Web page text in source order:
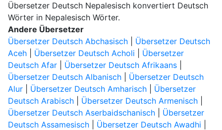
Übersetzer Deutsch Nepalesisch konvertiert Deutsch
Wörter in Nepalesisch Wörter.
Andere Übersetzer
Übersetzer Deutsch Abchasisch| Übersetzer Deutsch
Aceh| Übersetzer Deutsch Acholi
Übersetzer
Deutsch Afar| Übersetzer Deutsch Afrikaans|
Übersetzer Deutsch Albanisch| Übersetzer Deutsch
Alur| Übersetzer Deutsch Amharisch| Übersetzer
Deutsch Arabisch| Übersetzer Deutsch Armenisch|
Übersetzer Deutsch Aserbaidschanisch| Übersetzer
Deutsch Assamesisch| Übersetzer Deutsch Awadhi